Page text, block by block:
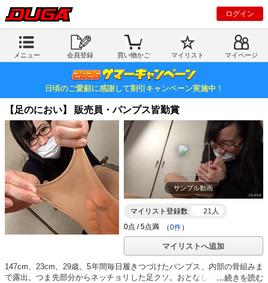
ログイン
メニュー 会員登録 買い物かご マイリスト マイページ
日頃のご愛顧に感謝して割引キャンペーン実施中！
【足のにおい】 販売員・パンプス皆勤賞
サンプル動画
マイリスト登録数
21人
（0件）
マイリストへ追加
147cm、23cm、29歳。5年間毎日履きつづけたパンプス、内部の骨組みま
で露出。つま先部分からネッチョリした足クソ。おとなしく無口であるが